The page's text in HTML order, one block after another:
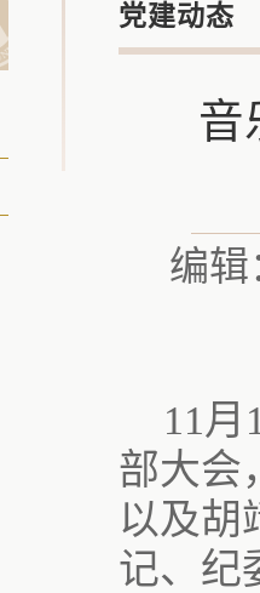
党建动态
音
编辑
11
部大会
以及胡
记、纪